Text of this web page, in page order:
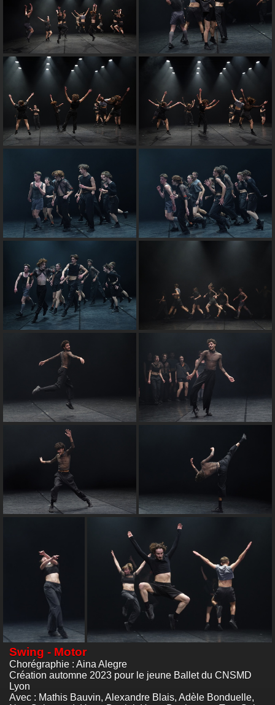
Swing - Motor
Chorégraphie : Aina Alegre
Création automne 2023 pour le jeune Ballet du CNSMD
Lyon
Avec : Mathis Bauvin, Alexandre Blais, Adèle Bonduelle,